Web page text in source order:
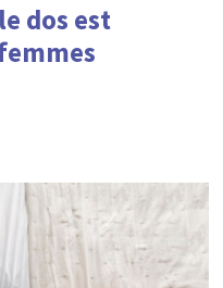
dos est